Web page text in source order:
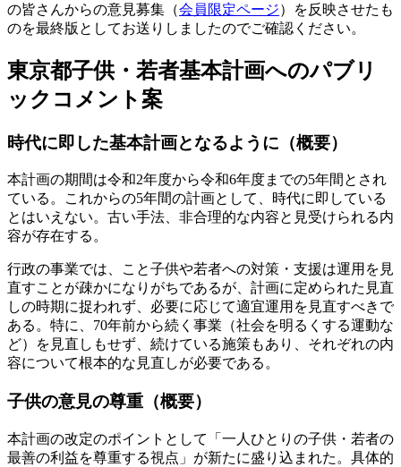
の皆さんからの意見募集（会員限定ページ）を反映させたも
のを最終版としてお送りしましたのでご確認ください。
東京都子供・若者基本計画へのパブリ
ックコメント案
時代に即した基本計画となるように（概要）
本計画の期間は令和2年度から令和6年度までの5年間とされ
ている。これからの5年間の計画として、時代に即している
とはいえない。古い手法、非合理的な内容と見受けられる内
容が存在する。
行政の事業では、こと子供や若者への対策・支援は運用を見
直すことが疎かになりがちであるが、計画に定められた見直
しの時期に捉われず、必要に応じて適宜運用を見直すべきで
ある。特に、70年前から続く事業（社会を明るくする運動な
ど）を見直しもせず、続けている施策もあり、それぞれの内
容について根本的な見直しが必要である。
子供の意見の尊重（概要）
本計画の改定のポイントとして「一人ひとりの子供・若者の
最善の利益を尊重する視点」が新たに盛り込まれた。具体的